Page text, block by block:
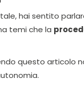
hai sentito
temi che la
questo articolo